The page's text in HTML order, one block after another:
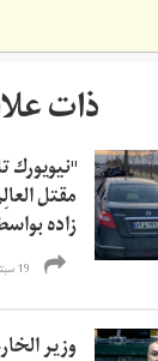
ذات
مقتل
زاده
19 سبتمبر 2021
وزير